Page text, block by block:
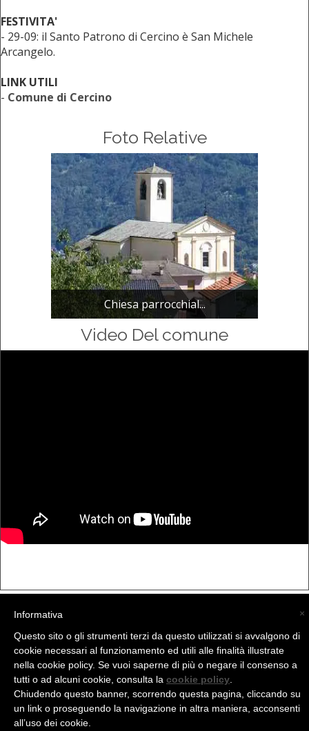
FESTIVITA'
- 29-09: il Santo Patrono di Cercino è San Michele
Arcangelo.
LINK UTILI
- Comune di Cercino
Foto Relative
Chiesa parrocchial...
Video Del comune
(C) La Valtellina - info@la-valtellina.com -
×
Informativa
Questo sito o gli strumenti terzi da questo utilizzati si avvalgono di
cookie necessari al funzionamento ed utili alle finalità illustrate
nella cookie policy. Se vuoi saperne di più o negare il consenso a
tutti o ad alcuni cookie, consulta la cookie policy
Chiudendo questo banner, scorrendo questa pagina, cliccando su
un link o proseguendo la navigazione in altra maniera, acconsenti
all’uso dei cookie.